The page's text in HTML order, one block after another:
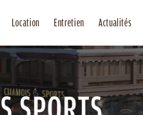
Location Entretien Actualités